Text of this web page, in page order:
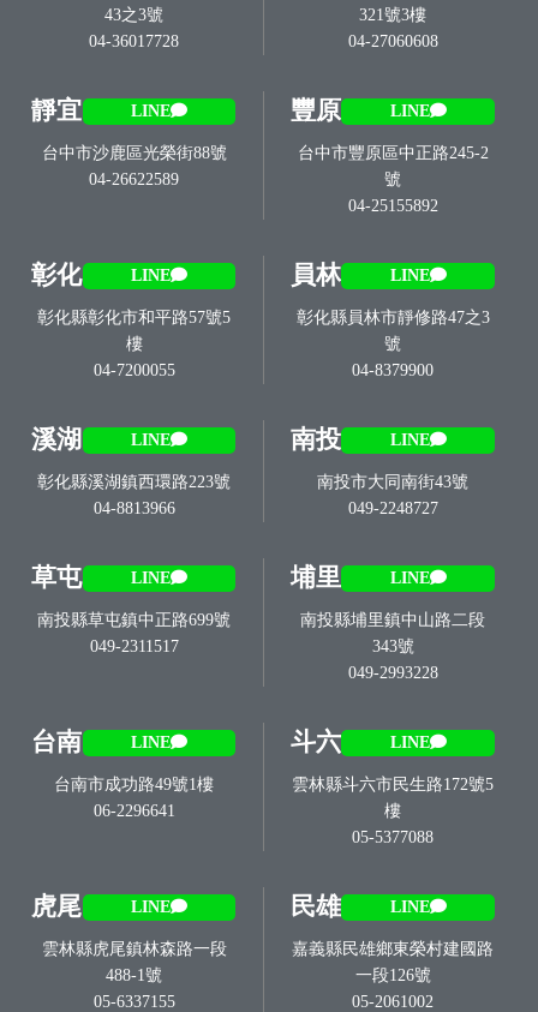
43之3號
04-36017728
321號3樓
04-27060608
靜宜 LINE
台中市沙鹿區光榮街88號
04-26622589
豐原 LINE
台中市豐原區中正路245-2
號
04-25155892
彰化 LINE
彰化縣彰化市和平路57號5
樓
04-7200055
員林 LINE
彰化縣員林市靜修路47之3
號
04-8379900
溪湖 LINE
彰化縣溪湖鎮西環路223號
04-8813966
南投 LINE
南投市大同南街43號
049-2248727
草屯 LINE
南投縣草屯鎮中正路699號
049-2311517
埔里 LINE
南投縣埔里鎮中山路二段
343號
049-2993228
台南 LINE
台南市成功路49號1樓
06-2296641
斗六 LINE
雲林縣斗六市民生路172號5
樓
05-5377088
虎尾 LINE
雲林縣虎尾鎮林森路一段
488-1號
05-6337155
民雄 LINE
嘉義縣民雄鄉東榮村建國路
一段126號
05-2061002